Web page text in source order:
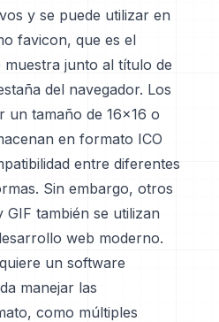
y se puede utilizar en
favicon, que es el
junto al título de
del navegador. Los
un tamaño de 16x16 o
en formato ICO
entre diferentes
Sin embargo, otros
también se utilizan
web moderno.
un software
manejar las
como múltiples